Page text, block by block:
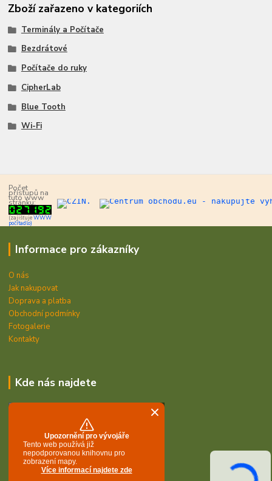
Zboží zařazeno v kategoriích
Terminály a Počítače
Bezdrátové
Počítače do ruky
CipherLab
Blue Tooth
Wi-Fi
Počet
přístupů na
tuto www
stránku:
(zajišťujeWWW
počítadlo)
Informace pro zákazníky
O nás
Jak nakupovat
Doprava a platba
Obchodní podmínky
Fotogalerie
Kontakty
Kde nás najdete